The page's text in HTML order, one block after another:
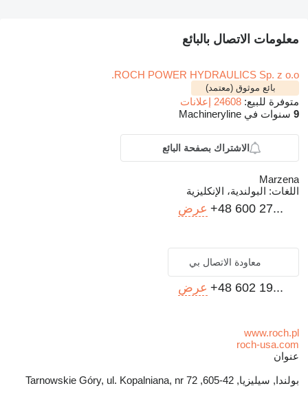
معلومات الاتصال بالبائع
ROCH POWER HYDRAULICS Sp. z o.o.
بائع موثوق (معتمد)
متوفرة للبيع: 24608 إعلانات
9 سنوات في Machineryline
الاشتراك بصفحة البائع
Marzena
اللغات: البولندية، الإنكليزية
+48 600 27... عرض
معاودة الاتصال بي
+48 602 19... عرض
www.roch.pl
roch-usa.com
عنوان
بولندا, سيليزيا, 42-605, Tarnowskie Góry, ul. Kopalniana, nr 72